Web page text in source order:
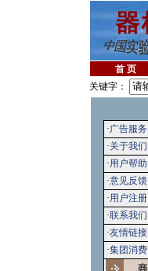
首 页
关键字：
·广告服务
·关于我们
·用户帮助
·意见反馈
·用户注册
·联系我们
·友情链接
·集团消费